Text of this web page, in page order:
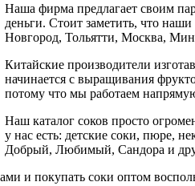
Наша фирма предлагает своим
деньги. Стоит заметить, что
Новгород, Тольятти, Москва,
Китайские производители
начинается с выращивания
потому что мы работаем
Наш каталог соков просто
у нас есть: детские соки, пюре,
Добрый, Любимый, Сандора и
и покупать соки оптом